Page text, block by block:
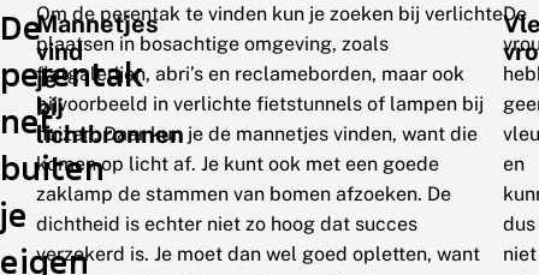
De
perentak
net
buiten
je
eigen
Mannetjes
vind
je
bij
lichtbronnen
Om de perentak te vinden kun je zoeken bij verlichte
plaatsen in bosachtige omgeving, zoals
flatgalerijen, abri’s en reclameborden, maar ook
bijvoorbeeld in verlichte fietstunnels of lampen bij
huizen. Daar kun je de mannetjes vinden, want die
komen op licht af. Je kunt ook met een goede
zaklamp de stammen van bomen afzoeken. De
dichtheid is echter niet zo hoog dat succes
verzekerd is. Je moet dan wel goed opletten, want
De
en
dus
niet